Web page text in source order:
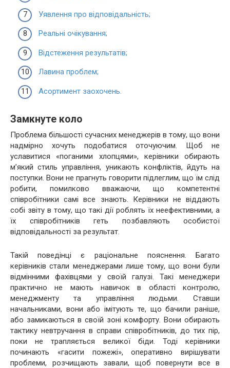
Уявлення про відповідальність;
Реальні очікування;
Відстеження результатів;
Лавина проблем;
Асортимент заохочень.
Замкнуте коло
Проблема більшості сучасних менеджерів в тому, що вони
надмірно хочуть подобатися оточуючим. Щоб не
уславитися «поганими хлопцями», керівники обирають
м’який стиль управління, уникають конфліктів, йдуть на
поступки. Вони не прагнуть говорити підлеглим, що їм слід
робити, помилково вважаючи, що компетентні
співробітники самі все знають. Керівники не віддають
собі звіту в тому, що такі дії роблять їх неефективними, а
їх співробітників геть позбавляють особистої
відповідальності за результат.
Такій поведінці є раціональне пояснення. Багато
керівників стали менеджерами лише тому, що вони були
відмінними фахівцями у своїй галузі. Такі менеджери
практично не мають навичок в області контролю,
менеджменту та управління людьми. Ставши
начальниками, вони або імітують те, що бачили раніше,
або замикаються в своїй зоні комфорту. Вони обирають
тактику невтручання в справи співробітників, до тих пір,
поки не трапляється великої біди. Тоді керівники
починають «гасити пожежі», оперативно вирішувати
проблеми, розчищають завали, щоб повернути все в